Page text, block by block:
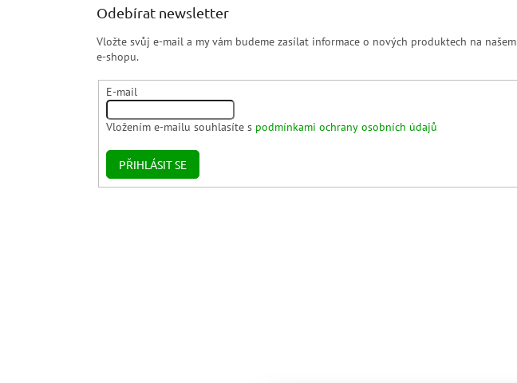
Odebírat newsletter
Vložte svůj e-mail a my vám budeme zasílat informace o nových produktech na našem
e-shopu.
E-mail
Vložením e-mailu souhlasíte s podmínkami ochrany osobních údajů
PŘIHLÁSIT SE